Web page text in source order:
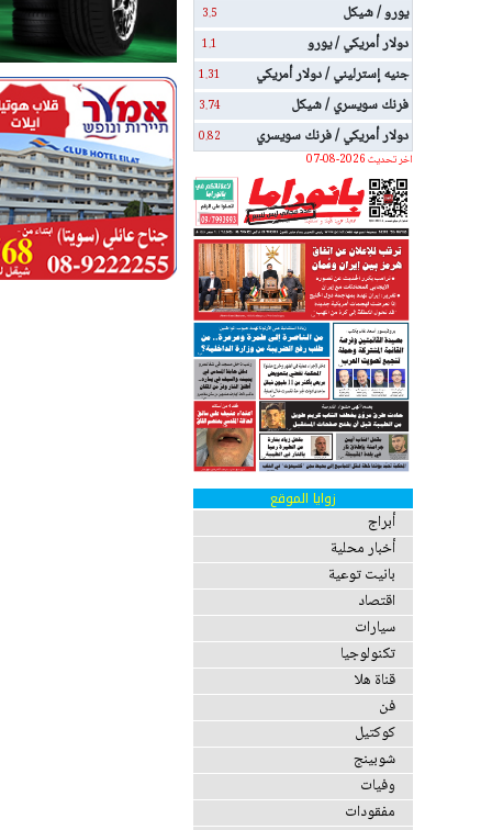
يورو / شيكل 3.5
دولار أمريكي / يورو 1.1
جنيه إسترليني / دولار أمريكي 1.31
فرنك سويسري / شيكل 3.74
دولار أمريكي / فرنك سويسري
0.82
اخر تحديث 2026-08-07
زوايا الموقع
أبراج
أخبار محلية
بانيت توعية
اقتصاد
سيارات
تكنولوجيا
قناة هلا
فن
كوكتيل
شوبينج
وفيات
مفقودات